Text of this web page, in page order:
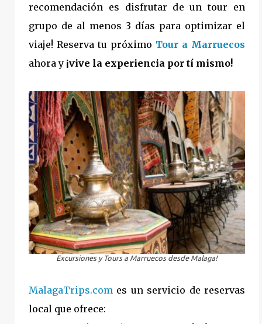
recomendación es disfrutar de un tour en
grupo de al menos 3 días para optimizar el
viaje! Reserva tu próximo Tour a Marruecos
ahora y ¡vive la experiencia por tí mismo!
Excursiones y Tours a Marruecos desde Malaga!
MalagaTrips.com es un servicio de reservas
local que ofrece: